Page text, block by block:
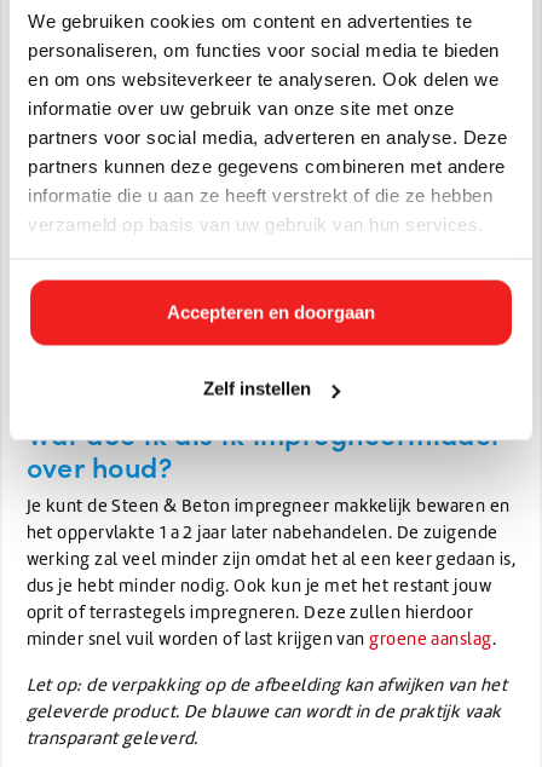
We gebruiken cookies om content en advertenties te
personaliseren, om functies voor social media te bieden
en om ons websiteverkeer te analyseren. Ook delen we
informatie over uw gebruik van onze site met onze
partners voor social media, adverteren en analyse. Deze
partners kunnen deze gegevens combineren met andere
informatie die u aan ze heeft verstrekt of die ze hebben
verzameld op basis van uw gebruik van hun services.
Accepteren en doorgaan
Zelf instellen
lagen “nat op nat” aanbrengen geeft het beste resultaat.
Spatten op schilderwerk en ramen zo snel mogelijk
verwijderen.
Hoeveel impregneer heb ik nodig?
Wij krijgen vaak de vraag hoeveel liter nodig is per vierkante
meter, en het antwoord is dat het sterk kan verschillen per
ondergrond. Gemiddeld is het verbruik 0,2 tot 0,5 liter per
(gas)beton, ga dan aan de hogere kant zitten. Voor baksteen
kun je ongeveer 0,3 liter per m2 aanhouden, maar ook dit
verschilt per soort. Voor marmer en natuursteen heb je vaak
Wat doe ik als ik impregneermiddel
over houd?
Je kunt de Steen & Beton impregneer makkelijk bewaren en
het oppervlakte 1 a 2 jaar later nabehandelen. De zuigende
werking zal veel minder zijn omdat het al een keer gedaan is,
dus je hebt minder nodig. Ook kun je met het restant jouw
oprit of terrastegels impregneren. Deze zullen hierdoor
minder snel vuil worden of last krijgen vangroene aanslag.
Let op: de verpakking op de afbeelding kan afwijken van het
geleverde product. De blauwe can wordt in de praktijk vaak
transparant geleverd.